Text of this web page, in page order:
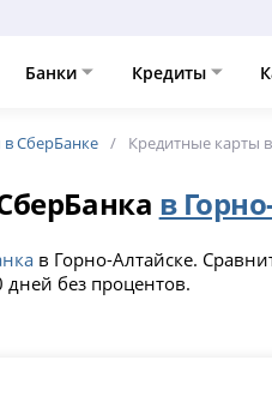
Банки Кредиты
СберБанке Кредитные карты
в
в Горно-Алтайске.
без процентов.